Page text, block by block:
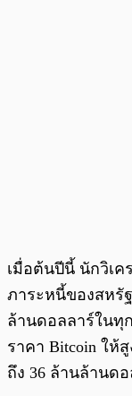
เมื่อต้นปีนี้ นักวิเค
ภาระหนี้ของสหรั
ล้านดอลลาร์ในทุ
ราคา Bitcoin ให้
ถึง 36 ล้านล้านด